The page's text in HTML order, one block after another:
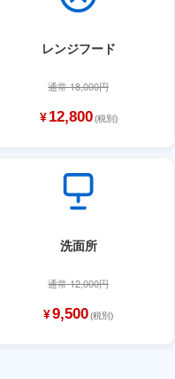
レンジフード
通常 18,000円
¥ 12,800 (税別)
洗面所
通常 12,000円
¥9,500(税別)